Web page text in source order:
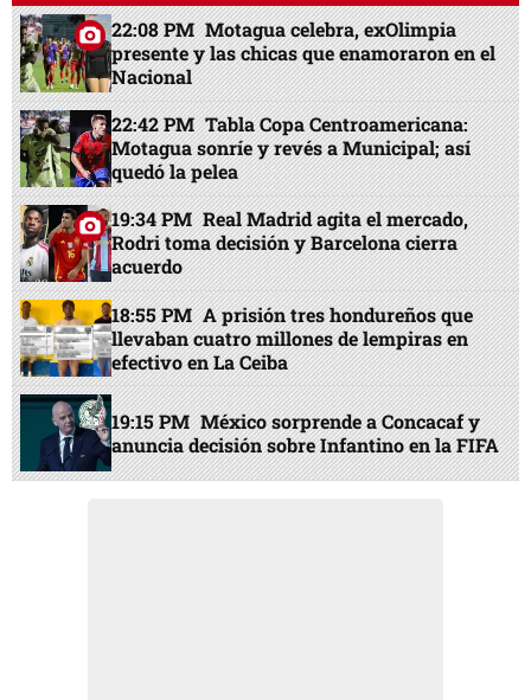
22:08 PM Motagua celebra, exOlimpia
presente y las chicas que enamoraron en el
Nacional
22:42 PM Tabla Copa Centroamericana:
Motagua sonríe y revés a Municipal; así
quedó la pelea
19:34 PM Real Madrid agita el mercado,
Rodri toma decisión y Barcelona cierra
acuerdo
18:55 PM A prisión tres hondureños que
llevaban cuatro millones de lempiras en
efectivo en La Ceiba
19:15 PM México sorprende a Concacaf y
anuncia decisión sobre Infantino en la FIFA